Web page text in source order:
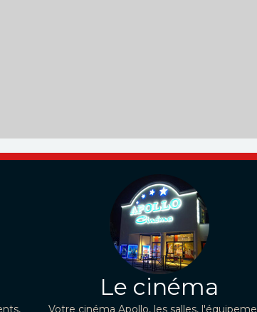
Le cinéma
Votre cinéma Apollo, les salles,